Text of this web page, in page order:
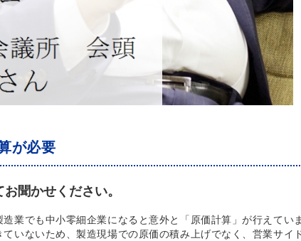
が必要
聞かせください。
業でも中小零細企業になると意外と「原価計算」が行えてい
いないため、製造現場での原価の積み上げでなく、営業サイ